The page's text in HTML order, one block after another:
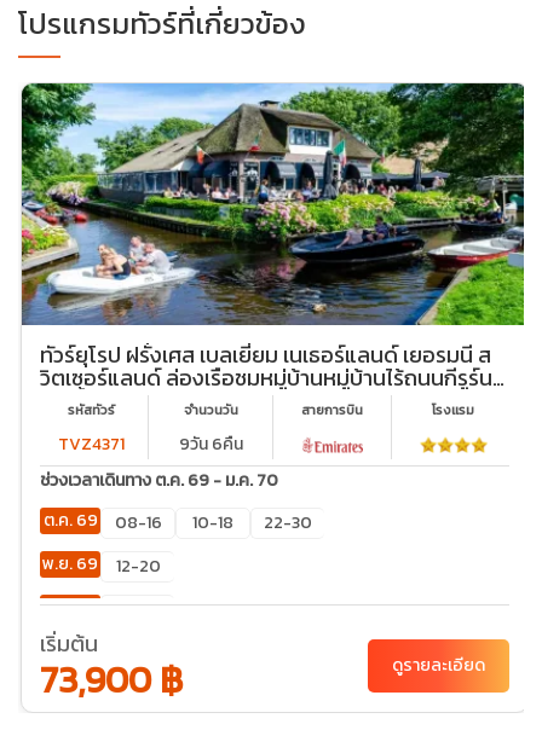
โปรแกรมทัวร์ที่เกี่ยวข้อง
ทัวร์ยุโรป ฝรั่งเศส เบลเยี่ยม เนเธอร์แลนด์ เยอรมนี ส
วิตเซอร์แลนด์ ล่องเรือชมหมู่บ้านหมู่บ้านไร้ถนนกีรูร์น
และขึ้นกระเช้าสู่ยอดเขาทิตลิส
รหัสทัวร์
TVZ4371
จำนวนวัน
9วัน 6คืน
สายการบิน โรงเเรม
ช่วงเวลาเดินทาง ต.ค. 69 - ม.ค. 70
ต.ค. 69
08-16 10-18
22-30
พ.ย. 69
12-20
ธ.ค. 69
25-
เริ่มต้น
73,900 ฿ ดูรายละเอียด